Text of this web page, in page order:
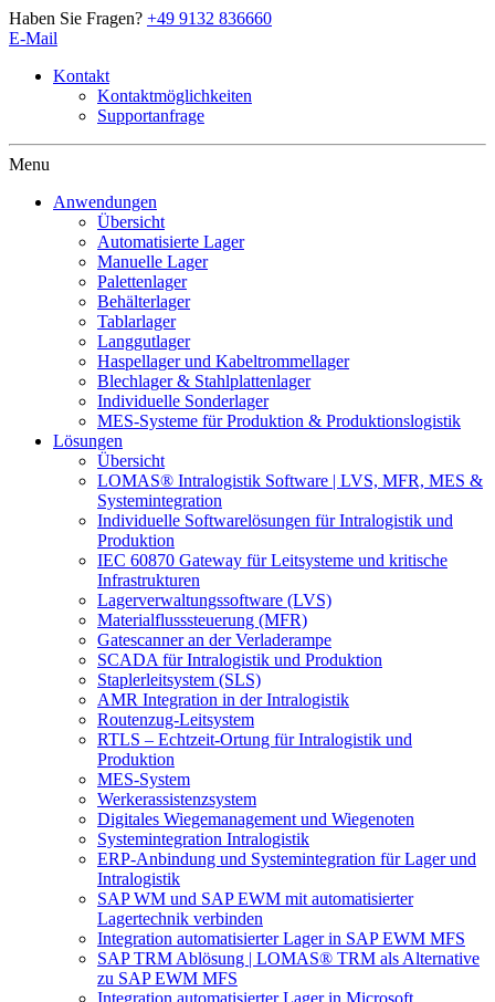
Haben Sie Fragen? +49 9132 836660
E-Mail
Kontakt
Kontaktmöglichkeiten
Supportanfrage
Artschwager + Kohl – Intralogistik Software, zur Startseite
Menu
Anwendungen
Übersicht
Automatisierte Lager
Manuelle Lager
Palettenlager
Behälterlager
Tablarlager
Langgutlager
Haspellager und Kabeltrommellager
Blechlager & Stahlplattenlager
Individuelle Sonderlager
MES-Systeme für Produktion & Produktionslogistik
Lösungen
Übersicht
LOMAS® Intralogistik Software | LVS, MFR, MES &
Systemintegration
Individuelle Softwarelösungen für Intralogistik und
Produktion
IEC 60870 Gateway für Leitsysteme und kritische
Infrastrukturen
Lagerverwaltungssoftware (LVS)
Materialflusssteuerung (MFR)
Gatescanner an der Verladerampe
SCADA für Intralogistik und Produktion
Staplerleitsystem (SLS)
AMR Integration in der Intralogistik
Routenzug-Leitsystem
RTLS – Echtzeit-Ortung für Intralogistik und
Produktion
MES-System
Werkerassistenzsystem
Digitales Wiegemanagement und Wiegenoten
Systemintegration Intralogistik
ERP-Anbindung und Systemintegration für Lager und
Intralogistik
SAP WM und SAP EWM mit automatisierter
Lagertechnik verbinden
Integration automatisierter Lager in SAP EWM MFS
SAP TRM Ablösung | LOMAS® TRM als Alternative
zu SAP EWM MFS
Integration automatisierter Lager in Microsoft